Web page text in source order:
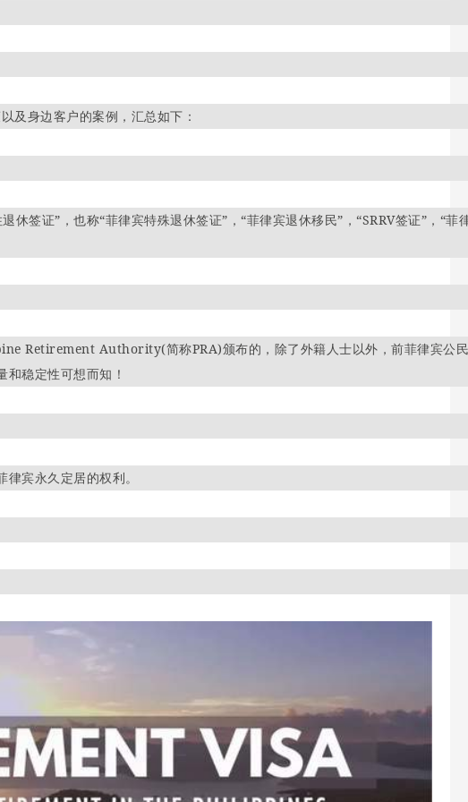
及身边客户的案例，汇总如下：
签证”，也称“菲律宾特殊退休签证”，“菲律宾退休移民”，“SRRV签证”，“菲
Retirement Authority(简称PRA)颁布的，除了外籍人士以外，前菲律宾公
和稳定性可想而知！
宾永久定居的权利。